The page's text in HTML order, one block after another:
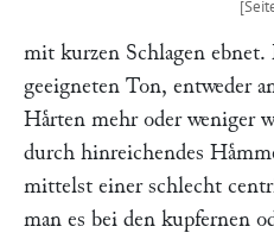
mit kurzen Schlagen
geeigneten Ton, entweder
Haͤrten mehr oder weniger
durch hinreichendes
mittelst einer schlecht
man es bei den kupfernen